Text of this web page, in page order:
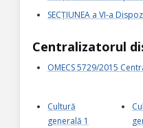
SECȚIUNEA a VI-a
Centralizatorul
OMECS 5729/2015
Cultură
generală 1